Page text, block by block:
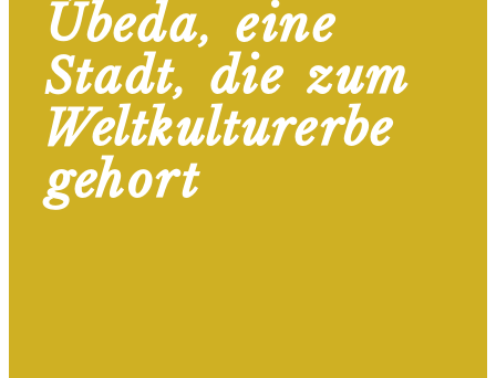
Úbeda, eine
Stadt, die zum
Weltkulturerbe
gehört